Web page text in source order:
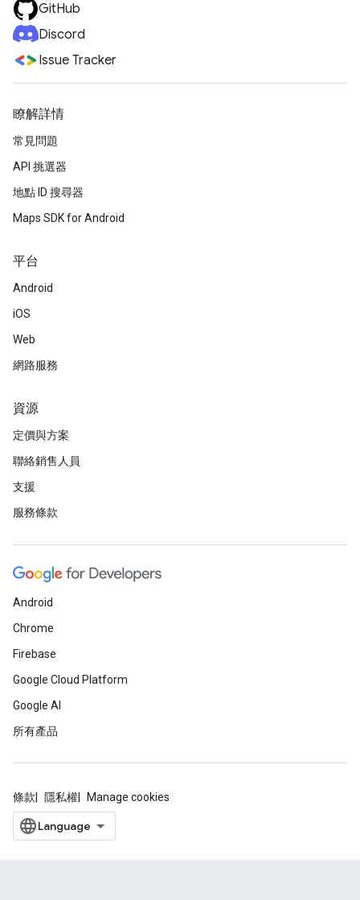
GitHub
Discord
Issue Tracker
瞭解詳情
常見問題
API 挑選器
地點 ID 搜尋器
Maps SDK for Android
平台
Android
iOS
Web
網路服務
資源
定價與方案
聯絡銷售人員
支援
服務條款
Android
Chrome
Firebase
Google Cloud Platform
Google AI
所有產品
條款 隱私權 Manage cookies